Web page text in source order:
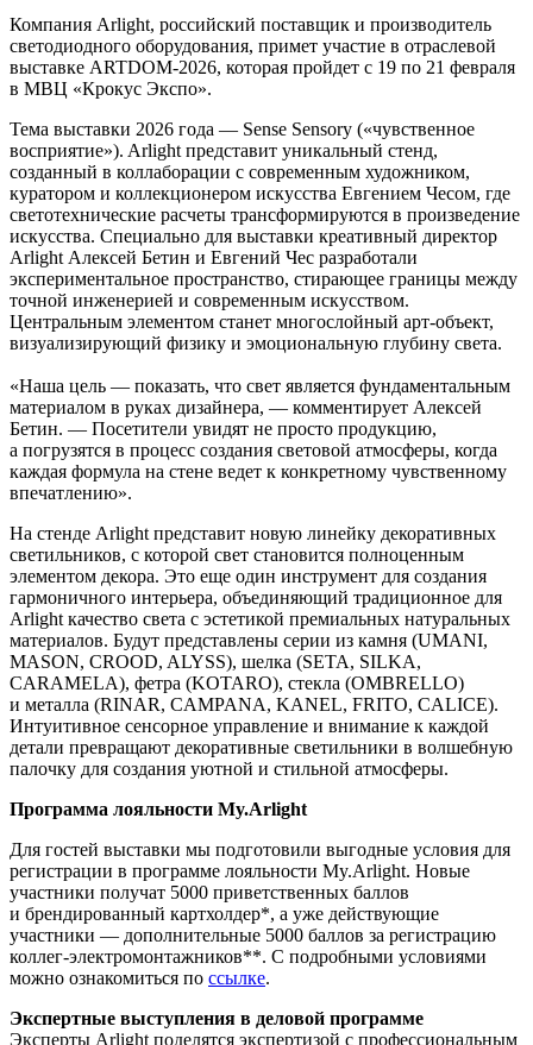
Компания Arlight, российский поставщик и производитель
светодиодного оборудования, примет участие в отраслевой
выставке ARTDOM-2026, которая пройдет с 19 по 21 февраля
в МВЦ «Крокус Экспо».
Тема выставки 2026 года — Sense Sensory («чувственное
восприятие»). Arlight представит уникальный стенд,
созданный в коллаборации с современным художником,
куратором и коллекционером искусства Евгением Чесом, где
светотехнические расчеты трансформируются в произведение
искусства. Специально для выставки креативный директор
Arlight Алексей Бетин и Евгений Чес разработали
экспериментальное пространство, стирающее границы между
точной инженерией и современным искусством.
Центральным элементом станет многослойный арт-объект,
визуализирующий физику и эмоциональную глубину света.
«Наша цель — показать, что свет является фундаментальным
материалом в руках дизайнера, — комментирует Алексей
Бетин. — Посетители увидят не просто продукцию,
а погрузятся в процесс создания световой атмосферы, когда
каждая формула на стене ведет к конкретному чувственному
впечатлению».
На стенде Arlight представит новую линейку декоративных
светильников, с которой свет становится полноценным
элементом декора. Это еще один инструмент для создания
гармоничного интерьера, объединяющий традиционное для
Arlight качество света с эстетикой премиальных натуральных
материалов. Будут представлены серии из камня (UMANI,
MASON, CROOD, ALYSS), шелка (SETA, SILKA,
CARAMELA), фетра (KOTARO), стекла (OMBRELLO)
и металла (RINAR, CAMPANA, KANEL, FRITO, CALICE).
Интуитивное сенсорное управление и внимание к каждой
детали превращают декоративные светильники в волшебную
палочку для создания уютной и стильной атмосферы.
Программа лояльности My.Arlight
Для гостей выставки мы подготовили выгодные условия для
регистрации в программе лояльности My.Arlight. Новые
участники получат 5000 приветственных баллов
и брендированный картхолдер*, а уже действующие
участники — дополнительные 5000 баллов за регистрацию
коллег-электромонтажников**. С подробными условиями
можно ознакомиться по ссылке.
Экспертные выступления в деловой программе
Эксперты Arlight поделятся экспертизой с профессиональным